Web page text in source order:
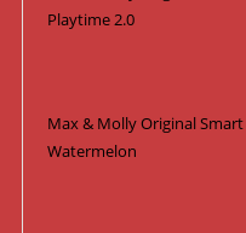
Playtime 2.0
Max & Molly Original
Watermelon